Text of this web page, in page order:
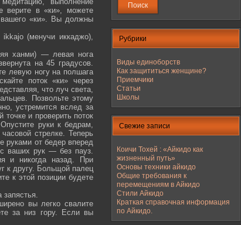
верите в «ки», можете
вашего «ки». Вы должны
(менучи иккаджо),
ханми) — левая нога
на 45 градусов.
левую ногу на полшага
поток «ки» через
что луч света,
Позвольте этому
устремится вслед за
и проверить поток
руки к бедрам,
стрелке. Теперь
руками от бедер вперед
ваших рук — без пауз.
и никогда назад. При
к другу. Больщой палец
к этой позиции будете
запястья.
вы легко свалите
за низ гору. Если вы
Рубрики
Виды единоборств
Как защититься женщине?
Приемчики
Статьи
Школы
Свежие записи
Коичи Тохей : «Айкидо как
жизненный путь»
Основы техники айкидо
Общие требования к
перемещениям в Айкидо
Стили Айкидо
Краткая справочная информация
по Айкидо.